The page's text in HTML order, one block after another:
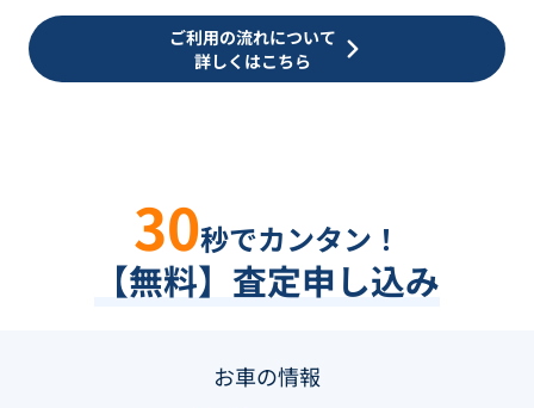
ご利用の流れについて
詳しくはこちら
30秒でカンタン！
【無料】査定申し込み
お車の情報